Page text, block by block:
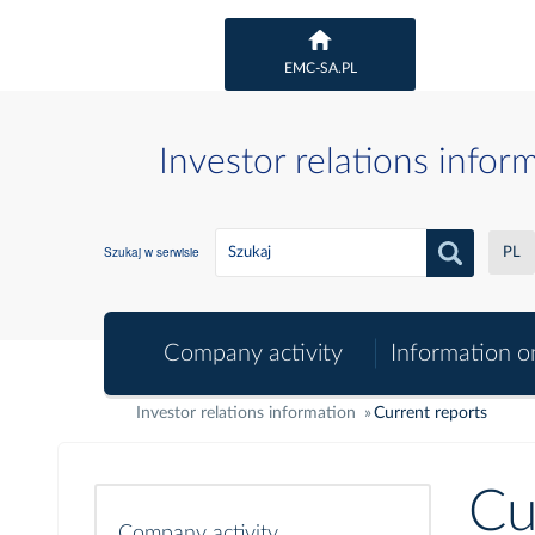
EMC-SA.PL
Investor relations
Szukaj w serwisie PL
Company activity Information
Investor relations information Current reports